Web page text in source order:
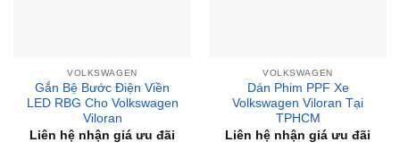
VOLKSWAGEN
Gắn Bệ Bước Điện Viền
LED RBG Cho Volkswagen
Viloran
Liên hệ nhận giá ưu đãi
VOLKSWAGEN
Dán Phim PPF Xe
Volkswagen Viloran Tại
TPHCM
Liên hệ nhận giá ưu đãi